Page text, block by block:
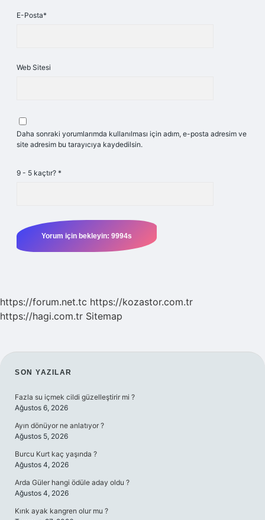
E-Posta*
Web Sitesi
Daha sonraki yorumlarımda kullanılması için adım, e-posta adresim ve
site adresim bu tarayıcıya kaydedilsin.
9 - 5 kaçtır? *
https://forum.net.tc https://kozastor.com.tr
https://hagi.com.tr Sitemap
SIDEBAR
SON YAZILAR
Fazla su içmek cildi güzelleştirir mi ?
Ağustos 6, 2026
Ayın dönüyor ne anlatıyor ?
Ağustos 5, 2026
Burcu Kurt kaç yaşında ?
Ağustos 4, 2026
Arda Güler hangi ödüle aday oldu ?
Ağustos 4, 2026
Kırık ayak kangren olur mu ?